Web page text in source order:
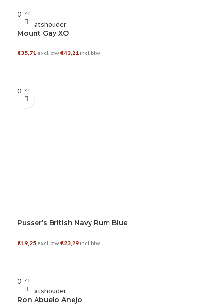
0.7 L
Mount Gay XO
€35,71 excl. btw€43,21 incl. btw
0.7 L
Pusser’s British Navy Rum Blue
€19,25 excl. btw€23,29 incl. btw
0.7 L
Ron Abuelo Anejo